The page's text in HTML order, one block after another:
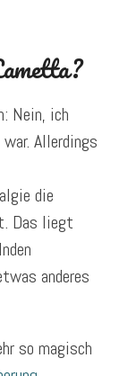
Nein, ich
Allerdings
die
Das liegt
anderes
so magisch